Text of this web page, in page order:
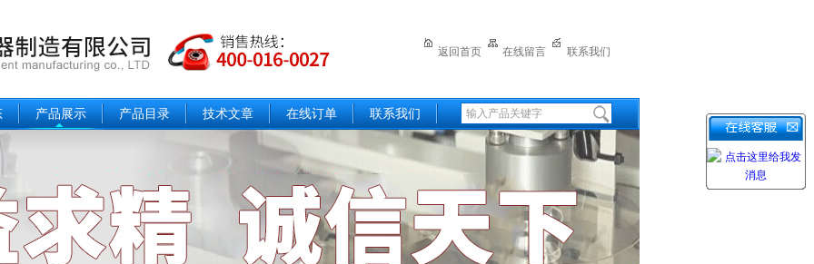
返回首页 在线留言 联系我们
产品展示 产品目录 技术文章 在线订单 联系我们